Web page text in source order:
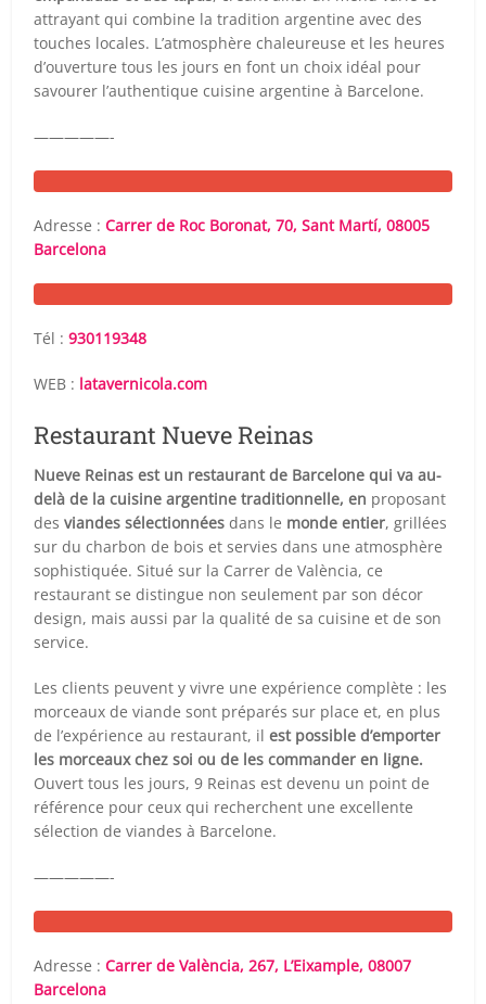
attrayant qui combine la tradition argentine avec des
touches locales. L’atmosphère chaleureuse et les heures
d’ouverture tous les jours en font un choix idéal pour
savourer l’authentique cuisine argentine à Barcelone.
—————-
Adresse : Carrer de Roc Boronat, 70, Sant Martí, 08005
Barcelona
Tél :930119348
WEB : latavernicola.com
Restaurant Nueve Reinas
Nueve Reinas est un restaurant de Barcelone qui va au-
delà de la cuisine argentine traditionnelle, en proposant
desviandes sélectionnées dans le monde entier, grillées
sur du charbon de bois et servies dans une atmosphère
sophistiquée. Situé sur la Carrer de València, ce
restaurant se distingue non seulement par son décor
design, mais aussi par la qualité de sa cuisine et de son
service.
Les clients peuvent y vivre une expérience complète : les
morceaux de viande sont préparés sur place et, en plus
de l’expérience au restaurant, ilest possible d’emporter
les morceaux chez soi ou de les commander en ligne.
Ouvert tous les jours, 9 Reinas est devenu un point de
référence pour ceux qui recherchent une excellente
sélection de viandes à Barcelone.
—————-
Adresse :Carrer de València, 267, L’Eixample, 08007
Barcelona